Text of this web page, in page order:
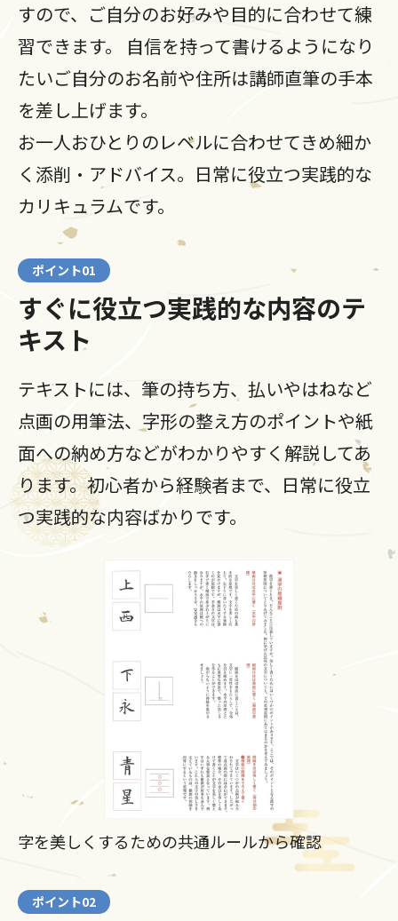
すので、ご自分のお好みや目的に合わせて練
習できます。 自信を持って書けるようになり
たいご自分のお名前や住所は講師直筆の手本
を差し上げます。
お一人おひとりのレベルに合わせてきめ細か
く添削・アドバイス。日常に役立つ実践的な
カリキュラムです。
ポイント01
すぐに役立つ実践的な内容のテ
キスト
テキストには、筆の持ち方、払いやはねなど
点画の用筆法、字形の整え方のポイントや紙
面への納め方などがわかりやすく解説してあ
ります。初心者から経験者まで、日常に役立
つ実践的な内容ばかりです。
字を美しくするための共通ルールから確認
ポイント02